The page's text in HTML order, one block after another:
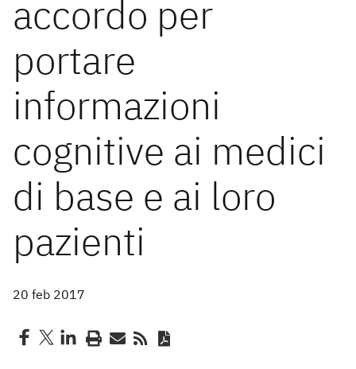
accordo per
portare
informazioni
cognitive ai medici
di base e ai loro
pazienti
20 feb 2017